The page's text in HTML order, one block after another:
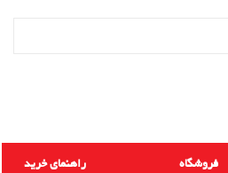
راهنمای خرید فروشگاه